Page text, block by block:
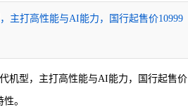
主打高性能与AI能力，国行起售价10999
机型，主打高性能与AI能力，国行起售价
。